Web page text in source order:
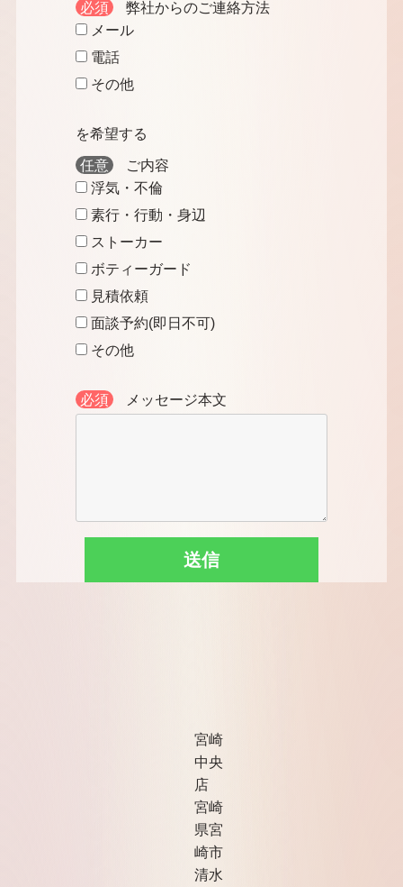
必須
弊社からのご連絡方法
メール
電話
その他
を希望する
任意
ご内容
浮気・不倫
素行・行動・身辺
ストーカー
ボティーガード
見積依頼
面談予約(即日不可)
その他
必須 メッセージ本文
宮崎
中央
店
宮崎
県宮
崎市
清水